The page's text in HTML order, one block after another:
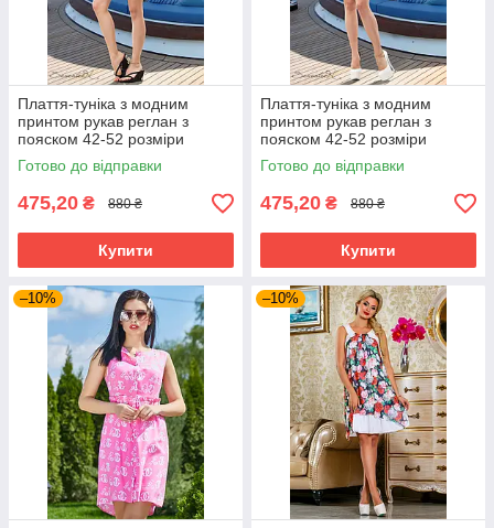
Плаття-туніка з модним
принтом рукав реглан з
пояском 42-52 розміри
Готово до відправки
475,20 ₴ 880 ₴
Купити
Плаття-туніка з модним
принтом рукав реглан з
пояском 42-52 розміри
Готово до відправки
475,20 ₴ 880 ₴
Купити
–10% –10%